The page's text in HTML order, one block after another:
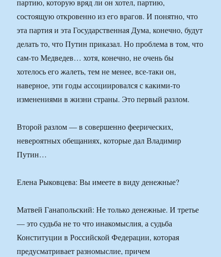
партию, которую вряд ли он хотел, партию,
состоящую откровенно из его врагов. И понятно, что
эта партия и эта Государственная Дума, конечно, будут
делать то, что Путин приказал. Но проблема в том, что
сам-то Медведев… хотя, конечно, не очень бы
хотелось его жалеть, тем не менее, все-таки он,
наверное, эти годы ассоциировался с какими-то
изменениями в жизни страны. Это первый разлом.
Второй разлом — в совершенно феерических,
невероятных обещаниях, которые дал Владимир
Путин…
Елена Рыковцева: Вы имеете в виду денежные?
Матвей Ганапольский: Не только денежные. И третье
— это судьба не то что инакомыслия, а судьба
Конституции в Российской Федерации, которая
предусматривает разномыслие, причем